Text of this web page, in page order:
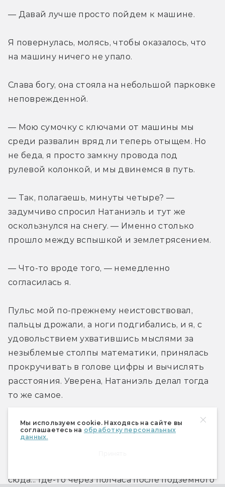
Мы используем cookie. Находясь на сайте вы
соглашаетесь на обработку персональных
данных.
— Давай лучше просто пойдем к машине.
Я повернулась, молясь, чтобы оказалось, что
на машину ничего не упало.
Слава богу, она стояла на небольшой парковке
неповрежденной.
— Мою сумочку с ключами от машины мы
среди развалин вряд ли теперь отыщем. Но
не беда, я просто замкну провода под
рулевой колонкой, и мы двинемся в путь.
— Так, полагаешь, минуты четыре? —
задумчиво спросил Натаниэль и тут же
оскользнулся на снегу. — Именно столько
прошло между вспышкой и землетрясением.
— Что-то вроде того, — немедленно
согласилась я.
Пульс мой по-прежнему неистовствовал,
пальцы дрожали, а ноги подгибались, и я, с
удовольствием ухватившись мыслями за
незыблемые столпы математики, принялась
прокручивать в голове цифры и вычислять
расстояния. Уверена, Натаниэль делал тогда
то же самое.
— Таким образом, центр взрыва находится в
радиусе миль трехсот, — заключила я.
сюда... Где-то через полчаса после подземного